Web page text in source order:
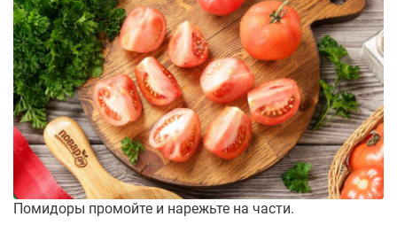
Помидоры промойте и нарежьте на части.